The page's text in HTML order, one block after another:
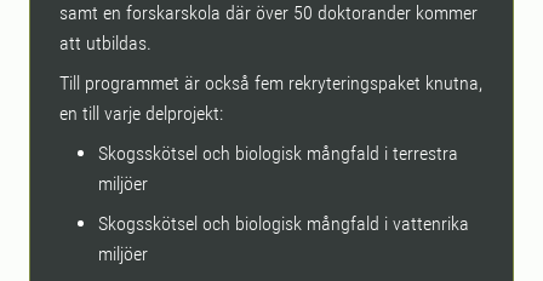
samt en forskarskola där över 50 doktorander kommer
att utbildas.
Till programmet är också fem rekryteringspaket knutna,
en till varje delprojekt:
Skogsskötsel och biologisk mångfald i terrestra
miljöer
Skogsskötsel och biologisk mångfald i vattenrika
miljöer